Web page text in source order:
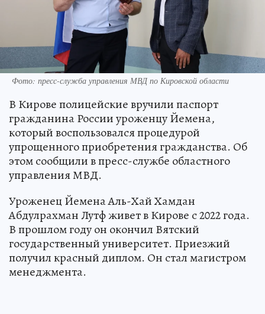
Фото: пресс-служба управления МВД по Кировской области
В Кирове полицейские вручили паспорт
гражданина России уроженцу Йемена,
который воспользовался процедурой
упрощенного приобретения гражданства. Об
этом сообщили в пресс-службе областного
управления МВД.
Уроженец Йемена Аль-Хай Хамдан
Абдулрахман Лутф живет в Кирове с 2022 года.
В прошлом году он окончил Вятский
государственный университет. Приезжий
получил красный диплом. Он стал магистром
менеджмента.